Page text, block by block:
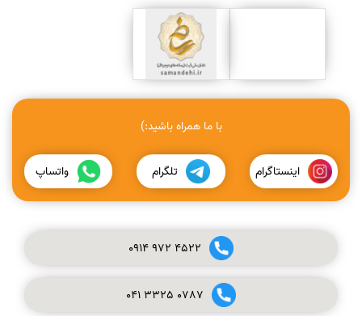
با ما همراه باشید:)
اینستاگرام تلگرام واتساپ
0914972 4522
041 3325 0787